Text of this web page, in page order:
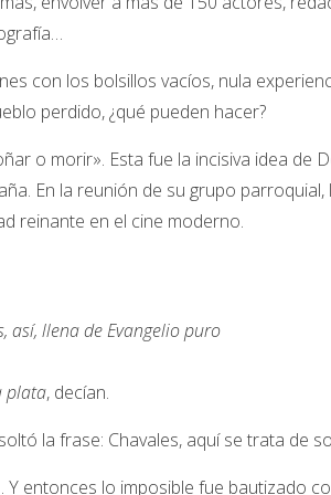
con los bolsillos vacíos, nula
perdido, ¿qué pueden hacer?
o morir». Esta fue la incisiva idea de
En la reunión de su grupo parroquial,
reinante en el cine moderno.
así, llena de Evangelio puro
, decían.
la frase: Chavales, aquí se trata de
entonces lo imposible fue bautizado